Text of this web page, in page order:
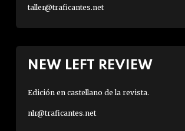
taller@traficantes.net
NEW LEFT REVIEW
Edición en castellano de la revista.
nlr@traficantes.net